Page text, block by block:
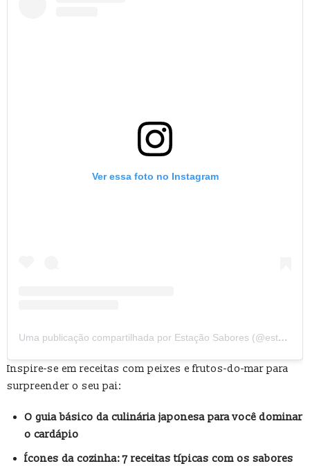
Ver essa foto no Instagram
Uma publicação compartilhada por Estação Sabores (@estacaosaboreszonasul)
Inspire-se em receitas com peixes e frutos-do-mar para
surpreender o seu pai:
O guia básico da culinária japonesa para você dominar
o cardápio
Ícones da cozinha: 7 receitas típicas com os sabores